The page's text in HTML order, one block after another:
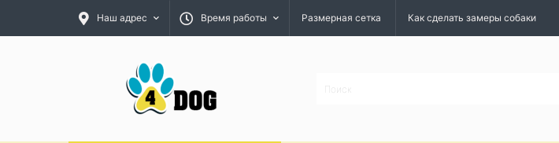
Наш адрес Время работы Размерная сетка Как сделать замеры собаки